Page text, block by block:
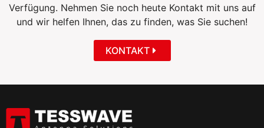
Verfügung. Nehmen Sie noch heute Kontakt mit uns auf
und wir helfen Ihnen, das zu finden, was Sie suchen!
KONTAKT